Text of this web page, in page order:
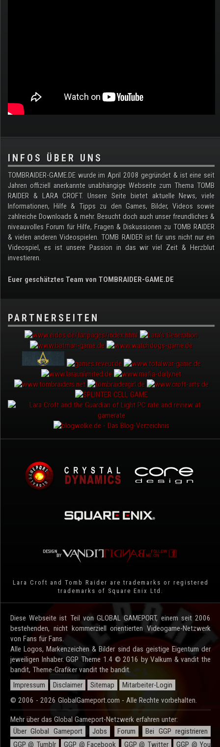
.
INFOS ÜBER UNS
TOMBRAIDER-GAME.DE wurde im April 2008 gegründet & ist eine seit
Jahren offiziell anerkannte unabhängige Webseite zum Thema TOMB
RAIDER & LARA CROFT. Unsere Seite bietet aktuelle News, viele
Informationen, Hilfe & Tipps zu den Games, Bilder, Videos sowie
zahlreiche Downloads & mehr. Besucht doch auch unser freundliches &
niveauvolles Forum für Hilfe, Fragen & Diskussionen zu TOMB RAIDER
& vielen anderen Videospielen. TOMB RAIDER ist für uns nicht nur ein
Videospiel, es ist unsere Passion in das wir viel Zeit & Herzblut
investieren.
Euer geschätztes Team von TOMBRAIDER-GAME.DE
PARTNERSEITEN
Lara Croft and Tomb Raider are trademarks or registered
trademarks of Square Enix Ltd.
Diese Webseite ist Teil von GLOBAL GAMEPORT, einem seit 2006
bestehenden, nicht kommerziell orientierten Videogame-Netzwerk
von Fans für Fans.
Alle Logos, Markenzeichen & Bilder sind das geistige Eigentum der
jeweiligen Inhaber. GGP Theme 1.4 © 2016 by Valkum & vandit the
bandit, Theme-Grafiker vandit the bandit.
Impressum
Disclaimer Sitemap
Mitarbeiter-Login
© 2006 - 2026 GlobalGameport.com - Alle Rechte vorbehalten.
Mehr über das Global Gameport-Netzwerk erfahren unter:
Über Global Gameport
Jobs Forum
Bei GGP registrieren
GGP @ Tumblr
GGP @ Facebook GGP @ Twitter GGP @ You